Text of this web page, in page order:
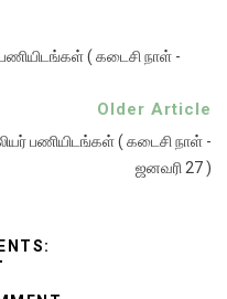
( கடைசி நாள் -
Older Article
பணியிடங்கள் ( கடைசி நாள் -
ஜனவரி 27 )